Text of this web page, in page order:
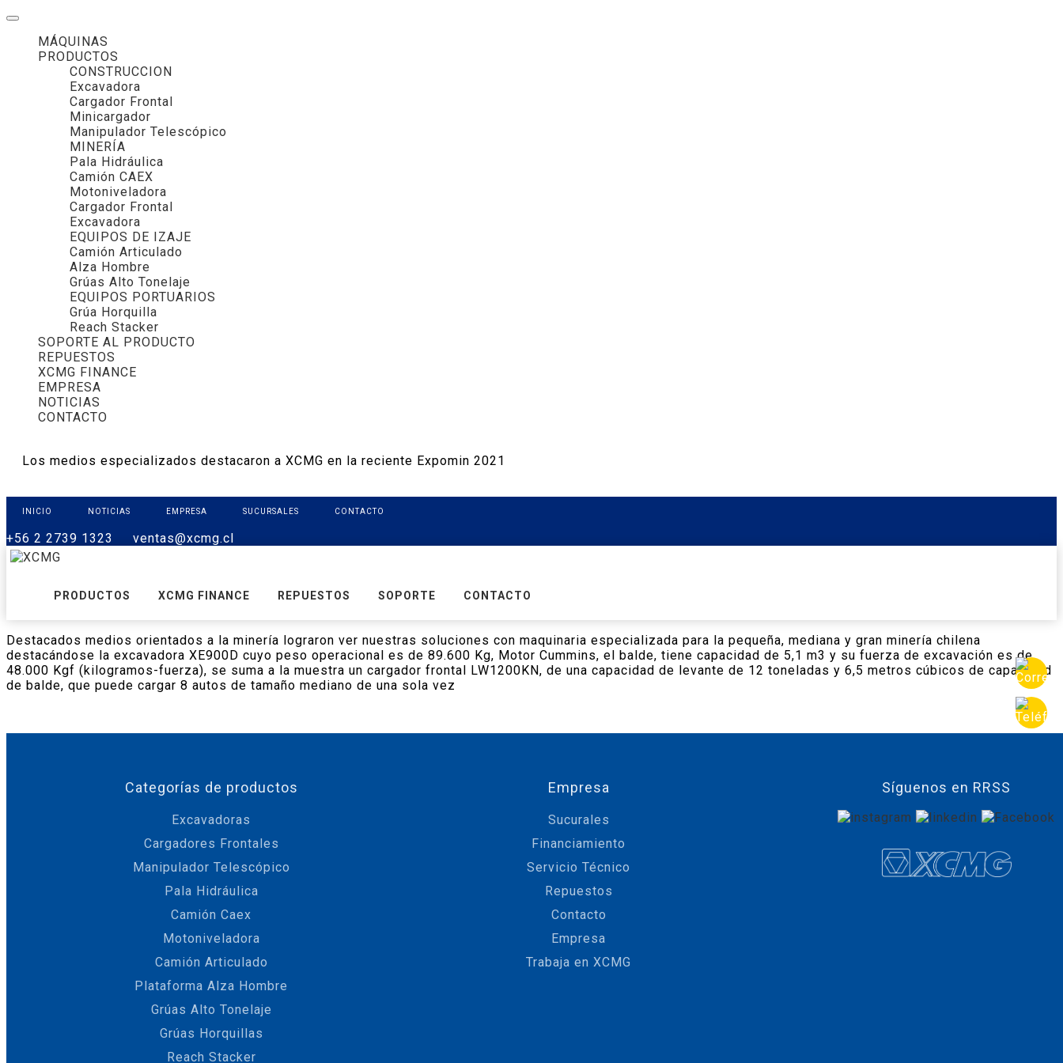
MÁQUINAS
PRODUCTOS
CONSTRUCCION
Excavadora
Cargador Frontal
Minicargador
Manipulador Telescópico
MINERÍA
Pala Hidráulica
Camión CAEX
Motoniveladora
Cargador Frontal
Excavadora
EQUIPOS DE IZAJE
Camión Articulado
Alza Hombre
Grúas Alto Tonelaje
EQUIPOS PORTUARIOS
Grúa Horquilla
Reach Stacker
SOPORTE AL PRODUCTO
REPUESTOS
XCMG FINANCE
EMPRESA
NOTICIAS
CONTACTO
Los medios especializados destacaron a XCMG en la reciente Expomin 2021
INICIO NOTICIAS EMPRESA SUCURSALES CONTACTO
+56 2 2739 1323 ventas@xcmg.cl
PRODUCTOS XCMG FINANCE REPUESTOS SOPORTE CONTACTO
Destacados medios orientados a la minería lograron ver nuestras soluciones con maquinaria especializada para la pequeña, mediana y gran minería chilena
destacándose la excavadora XE900D cuyo peso operacional es de 89.600 Kg, Motor Cummins, el balde, tiene capacidad de 5,1 m3 y su fuerza de excavación es de
48.000 Kgf (kilogramos-fuerza), se suma a la muestra un cargador frontal LW1200KN, de una capacidad de levante de 12 toneladas y 6,5 metros cúbicos de capacidad
de balde, que puede cargar 8 autos de tamaño mediano de una sola vez
Categorías de productos
Excavadoras
Cargadores Frontales
Manipulador Telescópico
Pala Hidráulica
Camión Caex
Motoniveladora
Camión Articulado
Plataforma Alza Hombre
Grúas Alto Tonelaje
Grúas Horquillas
Reach Stacker
Empresa
Sucurales
Financiamiento
Servicio Técnico
Repuestos
Contacto
Empresa
Trabaja en XCMG
Síguenos en RRSS